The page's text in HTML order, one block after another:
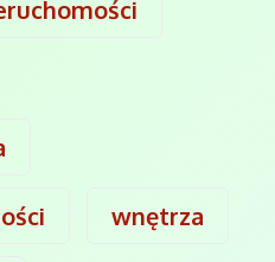
wnętrza